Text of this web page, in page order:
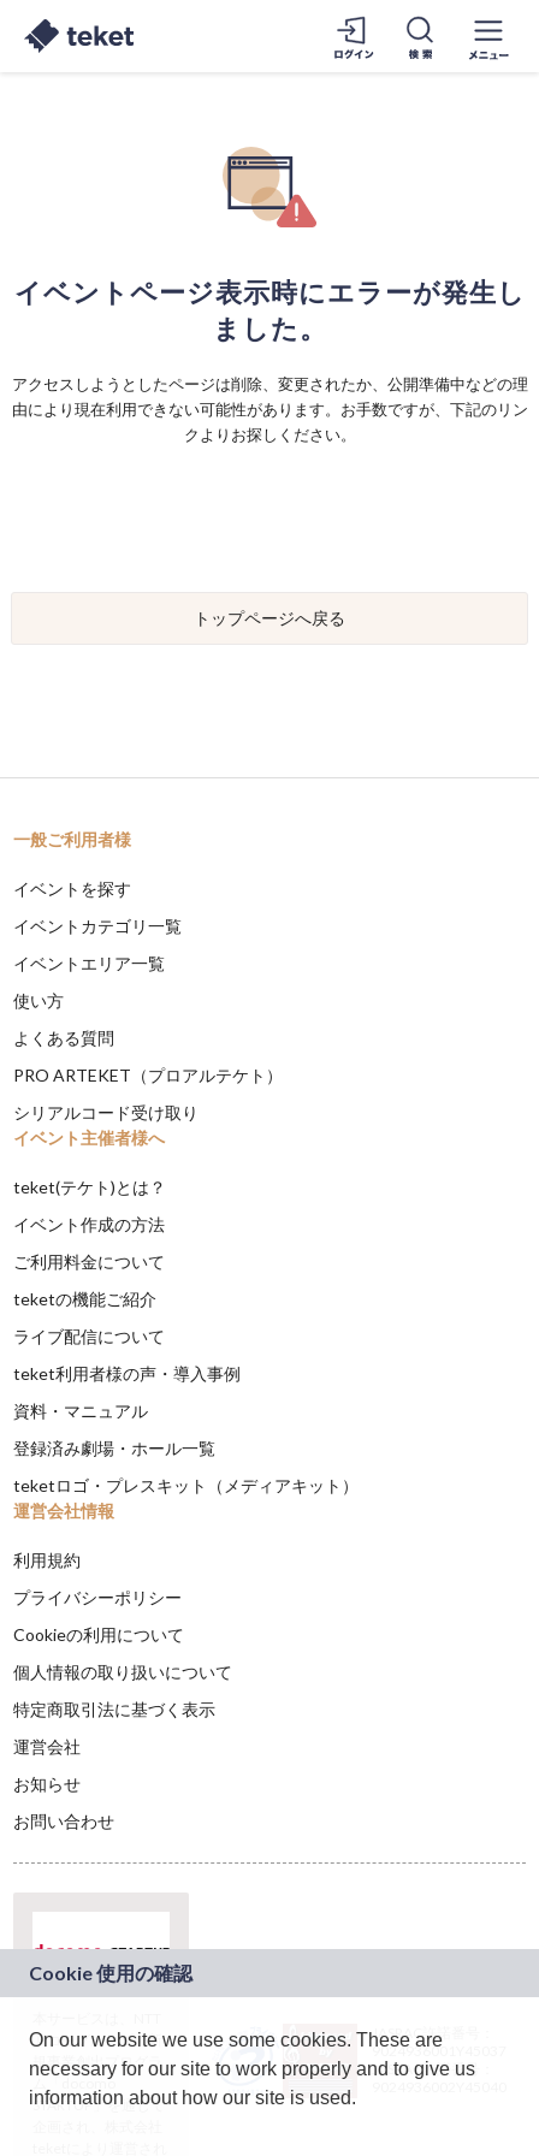
イベントページ表示時にエラーが発生し
ました。
アクセスしようとしたページは削除、変更されたか、公開準備中などの理
由により現在利用できない可能性があります。お手数ですが、下記のリン
クよりお探しください。
トップページへ戻る
一般ご利用者様
イベントを探す
イベントカテゴリ一覧
イベントエリア一覧
使い方
よくある質問
PRO ARTEKET（プロアルテケト）
シリアルコード受け取り
イベント主催者様へ
teket(テケト)とは？
イベント作成の方法
ご利用料金について
teketの機能ご紹介
ライブ配信について
teket利用者様の声・導入事例
資料・マニュアル
登録済み劇場・ホール一覧
teketロゴ・プレスキット（メディアキット）
運営会社情報
利用規約
プライバシーポリシー
Cookieの利用について
個人情報の取り扱いについて
特定商取引法に基づく表示
運営会社
お知らせ
お問い合わせ
ドコモグループの新
規事業創出プログラ
ム「docomo
STARTUP」を通じて
JASRAC許諾番号：
9024936001Y45037
JASRAC許諾番号：
On our website we use some cookies. These are
necessary for our site to work properly and to give us
information about how our site is used.